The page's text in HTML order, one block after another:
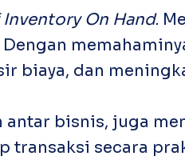
Inventory On Hand.
biaya, dan
antar bisnis, juga
transaksi secara